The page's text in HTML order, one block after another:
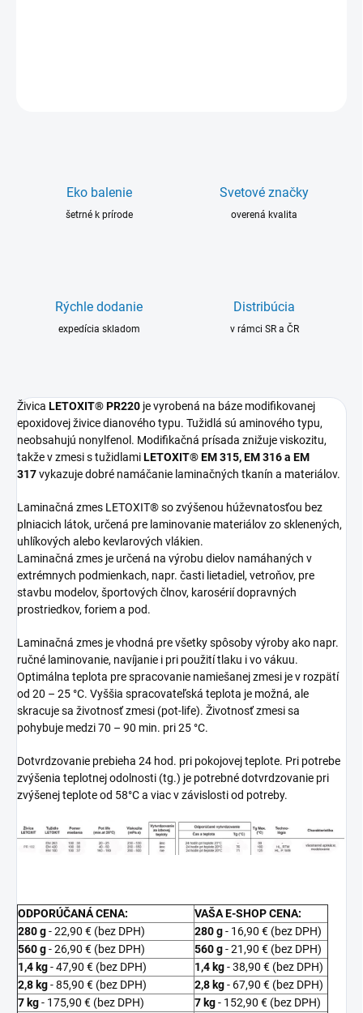
Eko balenie
šetrné k prírode
Svetové značky
overená kvalita
Rýchle dodanie
expedícia skladom
Distribúcia
v rámci SR a ČR
Živica LETOXIT® PR220 je vyrobená na báze modifikovanej
epoxidovej živice dianového typu. Tužidlá sú aminového typu,
neobsahujú nonylfenol. Modifikačná prísada znižuje viskozitu,
takže v zmesi s tužidlamiLETOXIT® EM 315, EM 316 a EM
317vykazuje dobré namáčanie laminačných tkanín a materiálov.
Laminačná zmes LETOXIT® so zvýšenou húževnatosťou bez
plniacich látok, určená pre laminovanie materiálov zo sklenených,
uhlíkových alebo kevlarových vlákien.
Laminačná zmes je určená na výrobu dielov namáhaných v
extrémnych podmienkach, napr. časti lietadiel, vetroňov, pre
stavbu modelov, športových člnov, karosérií dopravných
prostriedkov, foriem a pod.
Laminačná zmes je vhodná pre všetky spôsoby výroby ako napr.
ručné laminovanie, navíjanie i pri použití tlaku i vo vákuu.
Optimálna teplota pre spracovanie namiešanej zmesi je v rozpätí
od 20 – 25 °C. Vyššia spracovateľská teplota je možná, ale
skracuje sa životnosť zmesi (pot-life). Životnosť zmesi sa
pohybuje medzi 70 – 90 min. pri 25 °C.
Dotvrdzovanie prebieha 24 hod. pri pokojovej teplote. Pri potrebe
zvýšenia teplotnej odolnosti (tg.) je potrebné dotvrdzovanie pri
zvýšenej teplote od 58°C a viac v závislosti od potreby.
ODPORÚČANÁ CENA:
VAŠA E-SHOP CENA:
280 g- 22,90 € (bez DPH) 280 g- 16,90 € (bez DPH)
560 g- 26,90 € (bez DPH) 560 g- 21,90 € (bez DPH)
1,4 kg- 47,90 € (bez DPH) 1,4 kg- 38,90 € (bez DPH)
2,8 kg- 85,90 € (bez DPH) 2,8 kg- 67,90 € (bez DPH)
7 kg- 175,90 € (bez DPH) 7 kg- 152,90 € (bez DPH)